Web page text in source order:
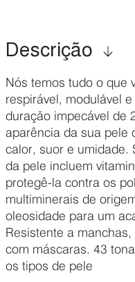
Descrição
Nós temos tudo o que
respirável, modulável
duração impecável de
aparência da sua pele
calor, suor e umidade.
da pele incluem
protegê-la contra os
multiminerais de
oleosidade para um
Resistente a
com máscaras. 43
os tipos de pele